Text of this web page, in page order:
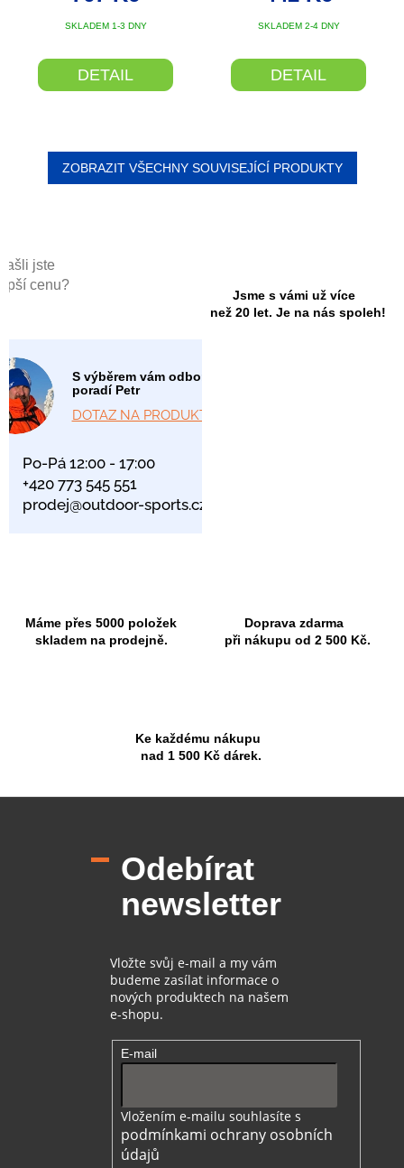
jste
cenu?
S výběrem vám odborně
poradí Petr
DOTAZ NA PRODUKT
Po-Pá 12:00 - 17:00
+420 773 545 551
prodej@outdoor-sports.cz
Jsme s vámi už více
než 20 let. Je na nás spoleh!
Máme přes 5000 položek
skladem na prodejně.
Doprava zdarma
při nákupu od 2 500 Kč.
Ke každému nákupu
nad 1 500 Kč dárek.
SKLADEM 1-3 DNY
DETAIL
SKLADEM 2-4 DNY
DETAIL
ZOBRAZIT VŠECHNY SOUVISEJÍCÍ PRODUKTY
Odebírat
newsletter
Vložte svůj e-mail a my vám
budeme zasílat informace o
nových produktech na našem
e-shopu.
E-mail
Vložením e-mailu souhlasíte s
podmínkami ochrany osobních
údajů